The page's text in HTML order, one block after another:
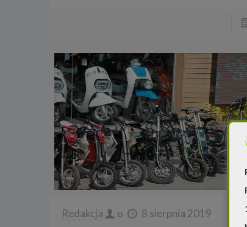
Redakcja o 8 sierpnia 2019